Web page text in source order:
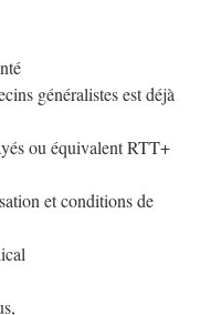
généralistes est déjà
ou équivalent RTT+
et conditions de